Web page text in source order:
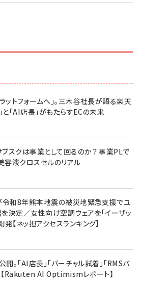
ットフォームへ」。三木谷社長が語る楽天
と「AI店長」がもたらすECの未来
スクは事業として回るのか？ 事業PLで
液クロスセルのリアル
令和8年熊本地震の被災地緊急支援でユ
決定／女性向け空調ウェアを「イーザッ
【ネッ担アクセスランキング】
。「AI店長」「バーチャル試着」「RMSバ
Rakuten AI Optimismレポート】